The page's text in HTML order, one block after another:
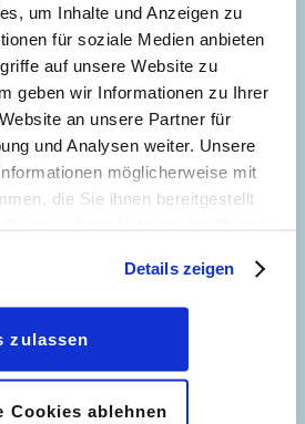
um Inhalte und Anzeigen zu
für soziale Medien anbieten
auf unsere Website zu
geben wir Informationen zu Ihrer
an unsere Partner für
und Analysen weiter. Unsere
möglicherweise mit
die Sie ihnen bereitgestellt
jederzeit in der
wieder widerrufen.
Details zeigen
zulassen
Cookies ablehnen
Adventsgeschichten